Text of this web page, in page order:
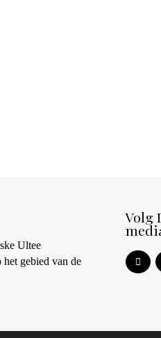
Ultee
gebied van de
Volg